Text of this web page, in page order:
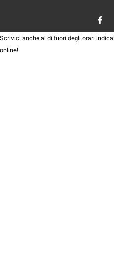
Scrivici anche al di fuori degli orari
online!